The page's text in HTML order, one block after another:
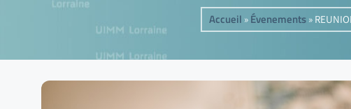
Accueil » Évenements»